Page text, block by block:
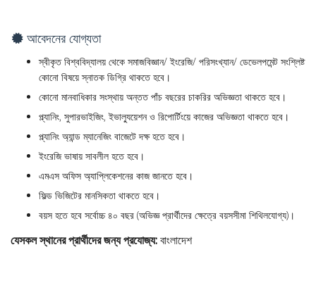
আবেদনের যোগ্যতা
স্বীকৃত বিশ্ববিদ্যালয় থেকে সমাজবিজ্ঞান/ ইংরেজি/ পরিসংখ্যান/ ডেভেলপমেন্ট সংশ্লিষ্ট
কোনো বিষয়ে স্নাতক ডিগ্রি থাকতে হবে।
কোনো মানবাধিকার সংস্থায় অন্তত পাঁচ বছরের চাকরির অভিজ্ঞতা থাকতে হবে।
প্ল্যানিং, সুপারভাইজিং, ইভাল্যুয়েশন ও রিপোর্টিংয়ে কাজের অভিজ্ঞতা থাকতে হবে।
প্ল্যানিং অ্যান্ড ম্যানেজিং বাজেটে দক্ষ হতে হবে।
ইংরেজি ভাষায় সাবলীল হতে হবে।
এমএস অফিস অ্যাপ্লিকেশনের কাজ জানতে হবে।
ফিল্ড ভিজিটের মানসিকতা থাকতে হবে।
বয়স হতে হবে সর্বোচ্চ ৪০ বছর (অভিজ্ঞ প্রার্থীদের ক্ষেত্রে বয়সসীমা শিথিলযোগ্য)।
যেসকল স্থানের প্রার্থীদের জন্য প্রযোজ্য:বাংলাদেশ